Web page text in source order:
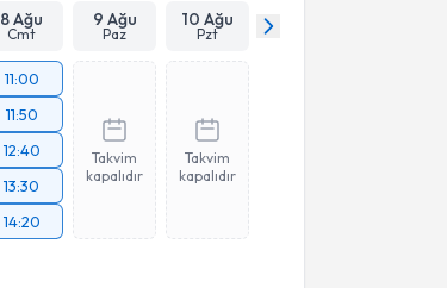
8 Ağu
Cmt
9 Ağu
Paz
10 Ağu
Pzt
11:00
11:50
12:40
13:30
14:20
Takvim
kapalıdır
Takvim
kapalıdır